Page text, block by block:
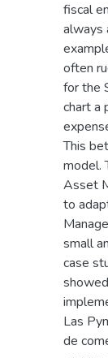
fiscal
always
often
for the
chart a
This
model.
Asset
to
small
case
Las
de